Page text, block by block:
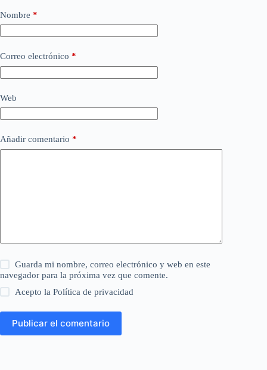
Nombre *
Correo electrónico *
Web
Añadir comentario *
Guarda mi nombre, correo electrónico y web en este
navegador para la próxima vez que comente.
Acepto laPolítica de privacidad
Publicar el comentario